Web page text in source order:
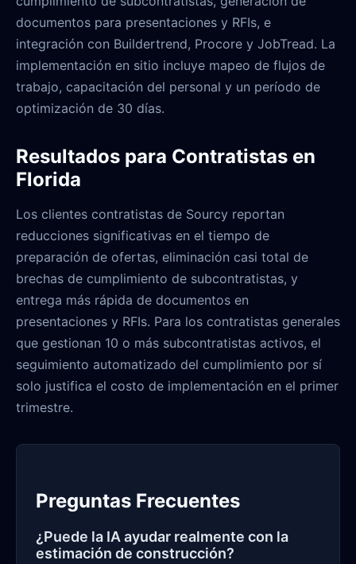
documentos para presentaciones y RFIs, e
integración con Buildertrend, Procore y JobTread. La
implementación en sitio incluye mapeo de flujos de
trabajo, capacitación del personal y un período de
optimización de 30 días.
Resultados para Contratistas en
Florida
Los clientes contratistas de Sourcy reportan
reducciones significativas en el tiempo de
preparación de ofertas, eliminación casi total de
brechas de cumplimiento de subcontratistas, y
entrega más rápida de documentos en
presentaciones y RFIs. Para los contratistas generales
que gestionan 10 o más subcontratistas activos, el
seguimiento automatizado del cumplimiento por sí
solo justifica el costo de implementación en el primer
trimestre.
Preguntas Frecuentes
¿Puede la IA ayudar realmente con la
estimación de construcción?